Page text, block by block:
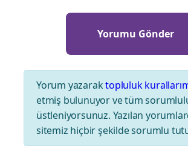
Yorum yazaraktopluluk
etmiş bulunuyor ve tüm
üstleniyorsunuz. Yazılan
sitemiz hiçbir şekilde sorumlu